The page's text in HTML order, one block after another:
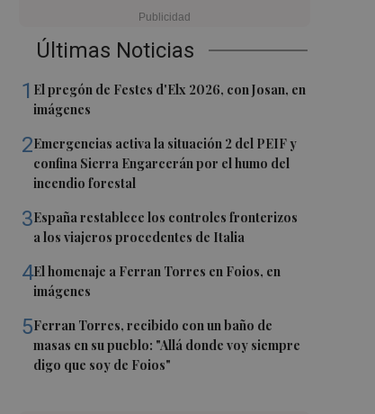
Últimas Noticias
1 El pregón de Festes d'Elx 2026, con Josan, en
imágenes
2Emergencias activa la situación 2 del PEIF y
confina Sierra Engarcerán por el humo del
incendio forestal
3España restablece los controles fronterizos
a los viajeros procedentes de Italia
4El homenaje a Ferran Torres en Foios, en
imágenes
5Ferran Torres, recibido con un baño de
masas en su pueblo: "Allá donde voy siempre
digo que soy de Foios"